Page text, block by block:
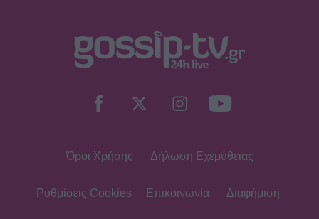
Για Σένα - Νίκος Πουρσανίδης:
– Η τραγική μοίρα του Μιχάλη
αφουγκράζεσαι τι θέλουν και τι
Όροι Χρήσης Δήλωση Εχεμύθειας
Ρυθμίσεις Cookies Επικοινωνία Διαφήμιση